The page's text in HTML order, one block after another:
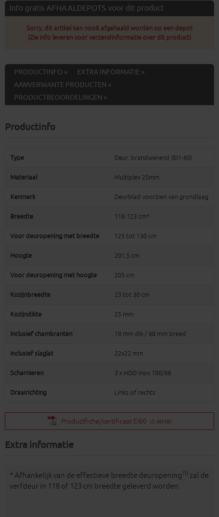
Info gratis AFHAALDEPOTS voor dit product
Sorry, dit artikel kan nooit afgehaald worden op een depot
(Zie info leveren voor verzendinformatie over dit product)
PRODUCTINFO »
EXTRA INFORMATIE »
AANVERWANTE PRODUCTEN »
PRODUCTBEOORDELINGEN »
Productinfo
Type Deur: brandwerend (EI1-60)
Materiaal Multiplex 25mm
Kenmerk Deurblad voorzien van grondlaag
Breedte 118-123 cm*
Voor deuropening met breedte 125 tot 130 cm
Hoogte 201,5 cm
Voor deuropening met hoogte 205 cm
Kozijnbreedte 23 tot 30 cm
Kozijndikte 25 mm
Inclusief chambranten 18 mm dik / 68 mm breed
Inclusief slaglat 22x22 mm
Scharnieren 3 x HDD inox 100/86
Draairichting Links of rechts
Productfiche/certificaat EI60 (3.48MB)
Extra informatie
* Afhankelijk van de effectieve breedte deuropening (1) zal de
verfdeur in 118 of 123 cm breedte geleverd worden.